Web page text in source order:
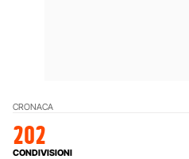
CRONACA
202
CONDIVISIONI